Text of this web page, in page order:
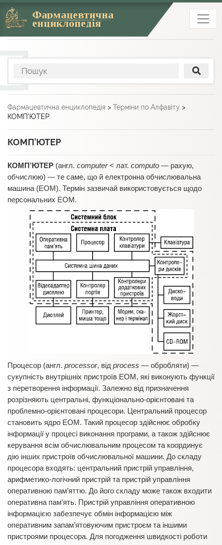
Фармацевтична
енциклопедія
Фармацевтична енциклопедія > Терміни по Алфавіту >
КОМП’ЮТЕР
КОМП’ЮТЕР
КОМП’ЮТЕР (англ. computer< лат. computo — рахую,
обчислюю) — те саме, що й електронна обчислювальна
машина (ЕОМ). Термін зазвичай використовується щодо
персональних ЕОМ.
Процесор (англ. processor, від process — обробляти) —
сукупність внутрішніх пристроїв ЕОМ, які виконують функції
з перетворення інформації. Залежно від призначення
розрізняють центральні, функціонально-орієнтовані та
проблемно-орієнтовані процесори. Центральний процесор
становить ядро ЕОМ. Такий процесор здійснює обробку
інформації у процесі виконання програми, а також здійснює
керування всім обчислювальним процесом та координує
дію інших пристроїв обчислювальної машини. До складу
процесора входять: центральний пристрій управління,
арифметико-логічний пристрій та пристрій управління
оперативною пам’яттю. До його складу може також входити
оперативна пам’ять. Пристрій управління оперативною
інформацією забезпечує обмін інформацією між
оперативним запам’ятовуючим пристроєм та іншими
пристроями процесора. Для погодження швидкості роботи